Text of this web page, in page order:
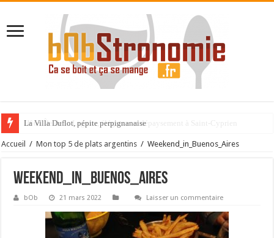
La Villa Duflot, pépite perpignanaise
Accueil / Mon top 5 de plats argentins / Weekend_in_Buenos_Aires
Weekend_in_Buenos_Aires
bOb 21 mars 2022 Laisser un commentaire